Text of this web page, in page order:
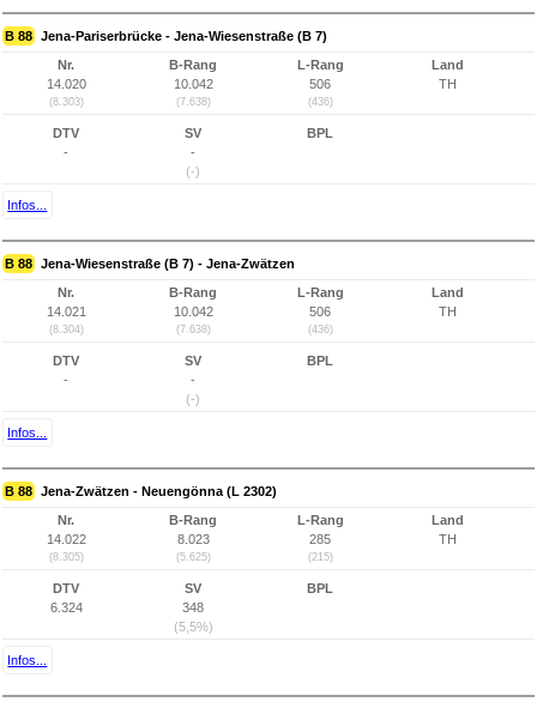
B 88 Jena-Pariserbrücke - Jena-Wiesenstraße (B 7)
Nr.
14.020
(8.303)
B-Rang
10.042
(7.638)
L-Rang
506
(436)
Land
TH
DTV
-
SV
-
(-)
BPL
Infos...
B 88 Jena-Wiesenstraße (B 7) - Jena-Zwätzen
Nr.
14.021
(8.304)
B-Rang
10.042
(7.638)
L-Rang
506
(436)
Land
TH
DTV
-
SV
-
(-)
BPL
Infos...
B 88 Jena-Zwätzen - Neuengönna (L 2302)
Nr.
14.022
(8.305)
B-Rang
8.023
(5.625)
L-Rang
285
(215)
Land
TH
DTV
6.324
SV
348
(5,5%)
BPL
Infos...